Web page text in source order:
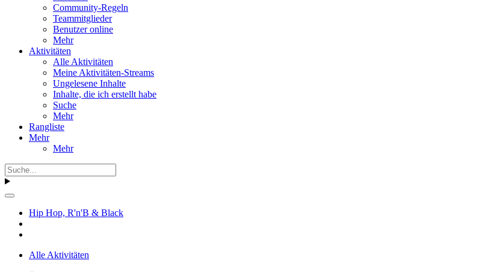
Community-Regeln
Teammitglieder
Benutzer online
Mehr
Aktivitäten
Alle Aktivitäten
Meine Aktivitäten-Streams
Ungelesene Inhalte
Inhalte, die ich erstellt habe
Suche
Mehr
Rangliste
Mehr
Mehr
Hip Hop, R'n'B & Black
Alle Aktivitäten